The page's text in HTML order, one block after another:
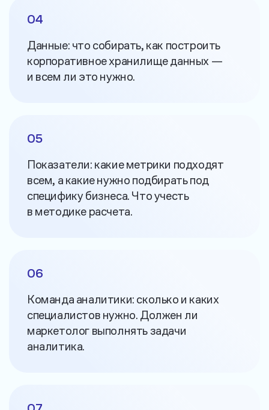
04
Данные: что собирать, как построить
корпоративное хранилище данных —
и всем ли это нужно.
05
Показатели: какие метрики подходят
всем, а какие нужно подбирать под
специфику бизнеса. Что учесть
в методике расчета.
06
Команда аналитики: сколько и каких
специалистов нужно. Должен ли
маркетолог выполнять задачи
аналитика.